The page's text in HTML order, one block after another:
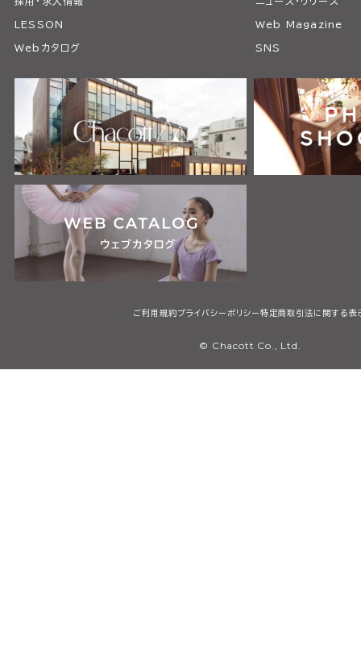
LESSON Web Magazine
Webカタログ SNS
ご利用規約プライバシーポリシー特定商取引法に関する表
© Chacott Co., Ltd.